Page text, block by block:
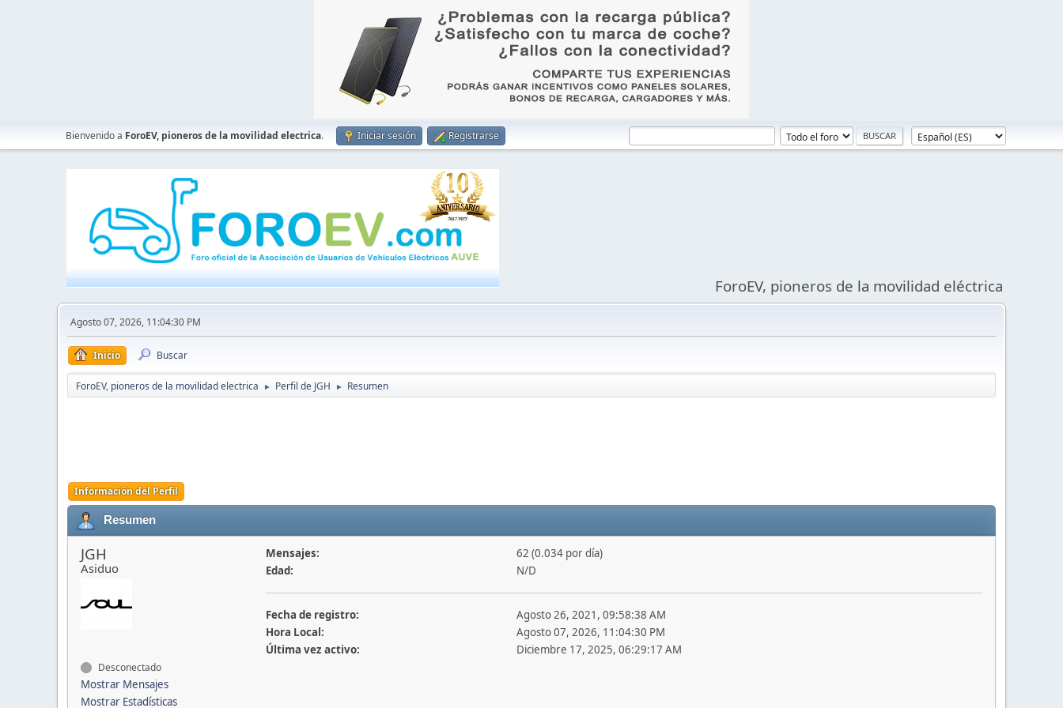
Bienvenido a ForoEV, pioneros de la movilidad electrica. Iniciar sesión Registrarse
ForoEV, pioneros de la movilidad eléctrica
Agosto 07, 2026, 11:04:30 PM
Inicio Buscar
ForoEV, pioneros de la movilidad electrica ► Perfil de JGH ► Resumen
Información del Perfil
Resumen
JGH
Asiduo
Desconectado
Mostrar Mensajes
Mostrar Estadísticas
Mensajes:
62 (0.034 por día)
Edad:
N/D
Fecha de registro:
Agosto 26, 2021, 09:58:38 AM
Hora Local:
Agosto 07, 2026, 11:04:30 PM
Última vez activo:
Diciembre 17, 2025, 06:29:17 AM